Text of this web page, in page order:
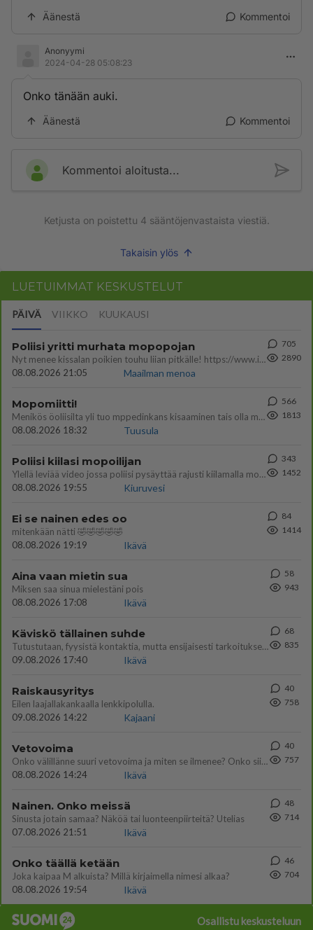
Äänestä Kommentoi
Anonyymi
2024-04-28 05:08:23
Onko tänään auki.
Äänestä Kommentoi
Kommentoi aloitusta...
Ketjusta on poistettu 4 sääntöjenvastaista viestiä.
Takaisin ylös
LUETUIMMAT KESKUSTELUT
PÄIVÄ VIIKKO KUUKAUSI
Poliisi yritti murhata mopopojan
Nyt menee kissalan poikien touhu liian pitkälle! https://www.is.fi/kotimaa/art-2000012193221.html Karu video mopomiiti
08.08.2026 21:05
Maailman menoa
705
2890
Mopomiitti!
Menikös öoliisilta yli tuo mppedinkans kisaaminen tais olla melkoinen riski vahigoittaa tarpeettomasti jopa kuolla tuoss
08.08.2026 18:32
Tuusula
566
1813
Poliisi kiilasi mopoilijan
Ylellä leviää video jossa poliisi pysäyttää rajusti kiilamalla mopo pojan. Toivottavasti poliisi ottaa tuosta mallia myö
08.08.2026 19:55
Kiuruvesi
343
1452
Ei se nainen edes oo
mitenkään nätti 🤣🤣🤣🤣🤣
08.08.2026 19:19
Ikävä
84
1414
Aina vaan mietin sua
Miksen saa sinua mielestäni pois
08.08.2026 17:08
Ikävä
58
943
Käviskö tällainen suhde
Tutustutaan, fyysistä kontaktia, mutta ensijaisesti tarkoituksena ei ole aloittaa mitään virallista tai rikkoa mitään? E
09.08.2026 17:40
Ikävä
68
835
Raiskausyritys
Eilen laajallakankaalla lenkkipolulla.
09.08.2026 14:22
Kajaani
40
758
Vetovoima
Onko välillänne suuri vetovoima ja miten se ilmenee? Onko siitä haittaa?
08.08.2026 14:24
Ikävä
40
757
Nainen. Onko meissä
Sinusta jotain samaa? Näköä tai luonteenpiirteitä? Utelias
07.08.2026 21:51
Ikävä
48
714
Onko täällä ketään
Joka kaipaa M alkuista? Millä kirjaimella nimesi alkaa?
08.08.2026 19:54
Ikävä
46
704
Osallistu keskusteluun